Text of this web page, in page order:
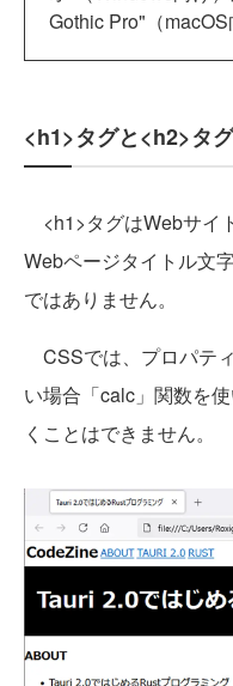
Gothic Pro"（macOS
<h1>タグと<h2>タグ
<h1>タグはWebサイ
Webページタイトル文
ではありません。
CSSでは、プロパテ
い場合「calc」関数を
くことはできません。